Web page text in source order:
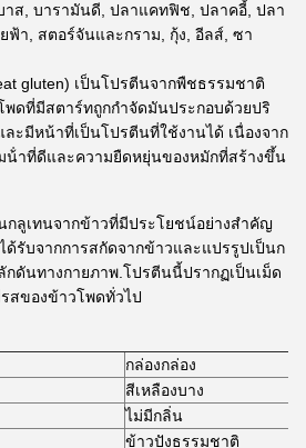
าส, บารามันดี, ปลาแคทฟิช, ปลาคอี้, ปลา
า, สตอร์จันและกราม, กุ้ง, อีลส์, ซา
gluten) เป็นโปรตีนจากพืชธรรมชาติ
ดที่มีสตาร์ทถูกกําจัดมันประกอบด้วยปริ
ะมีหน้าที่เป็นโปรตีนที่ใช้งานได้ เนื่องจาก
น้ําที่ดีและความยืดหยุ่นของหมักที่สร้างขึ้น
กลูเทนจากข้าวที่มีประโยชน์อย่างสําคัญ
ด้รับจากการสกัดจากข้าวและแปรรูปเป็นก
กดันทางกายภาพ.โปรตีนนี้ปรากฏเป็นเม็ด
สของข้าวโพดทั่วไป
กล่องกล่อง
สีเหลืองบาง
ไม่มีกลิ่น
ข้าวปังธรรมชาติ